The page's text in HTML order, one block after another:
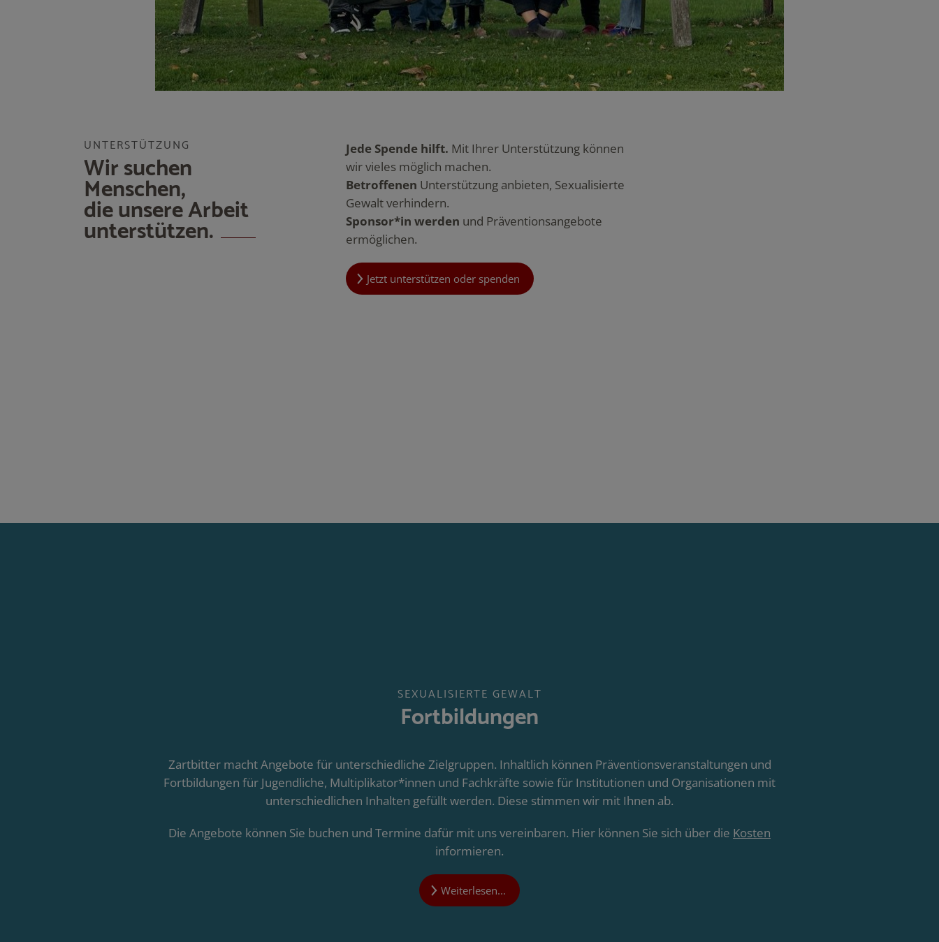
UNTERSTÜTZUNG
Wir suchen
Menschen,
die unsere Arbeit
unterstützen.
Jede Spende hilft. Mit Ihrer Unterstützung können
wir vieles möglich machen.
Betroffenen Unterstützung anbieten, Sexualisierte
Gewalt verhindern.
Sponsor*in werden und Präventionsangebote
ermöglichen.
Jetzt unterstützen oder spenden
SEXUALISIERTE GEWALT
Fortbildungen
Zartbitter macht Angebote für unterschiedliche Zielgruppen. Inhaltlich können Präventionsveranstaltungen und
Fortbildungen für Jugendliche, Multiplikator*innen und Fachkräfte sowie für Institutionen und Organisationen mit
unterschiedlichen Inhalten gefüllt werden. Diese stimmen wir mit Ihnen ab.
Die Angebote können Sie buchen und Termine dafür mit uns vereinbaren. Hier können Sie sich über die Kosten
informieren.
Weiterlesen...